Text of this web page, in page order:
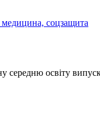
соцзащита
середню освіту